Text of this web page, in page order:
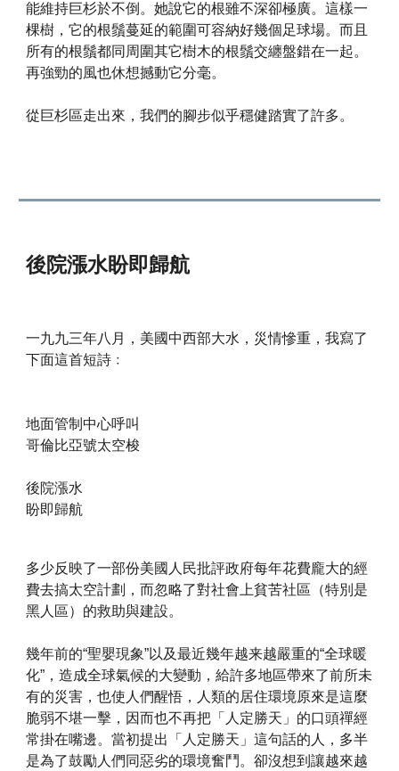
能維持巨杉於不倒。她說它的根雖不深卻極廣。這樣一
棵樹，它的根鬚蔓延的範圍可容納好幾個足球場。而且
所有的根鬚都同周圍其它樹木的根鬚交纏盤錯在一起。
再強勁的風也休想撼動它分毫。
從巨杉區走出來，我們的腳步似乎穩健踏實了許多。
後院漲水盼即歸航
一九九三年八月，美國中西部大水，災情慘重，我寫了
下面這首短詩﹕
地面管制中心呼叫
哥倫比亞號太空梭
後院漲水
盼即歸航
多少反映了一部份美國人民批評政府每年花費龐大的經
費去搞太空計劃，而忽略了對社會上貧苦社區（特別是
黑人區）的救助與建設。
幾年前的“聖嬰現象”以及最近幾年越来越嚴重的“全球暖
化”，造成全球氣候的大變動，給許多地區帶來了前所未
有的災害，也使人們醒悟，人類的居住環境原來是這麼
脆弱不堪一擊，因而也不再把「人定勝天」的口頭禪經
常掛在嘴邊。當初提出「人定勝天」這句話的人，多半
是為了鼓勵人們同惡劣的環境奮鬥。卻沒想到讓越來越